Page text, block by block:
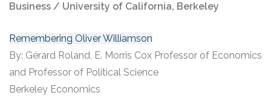
Business / University of California, Berkeley
Remembering Oliver Williamson
By: Gérard Roland, E. Morris Cox Professor of Economics
and Professor of Political Science
Berkeley Economics